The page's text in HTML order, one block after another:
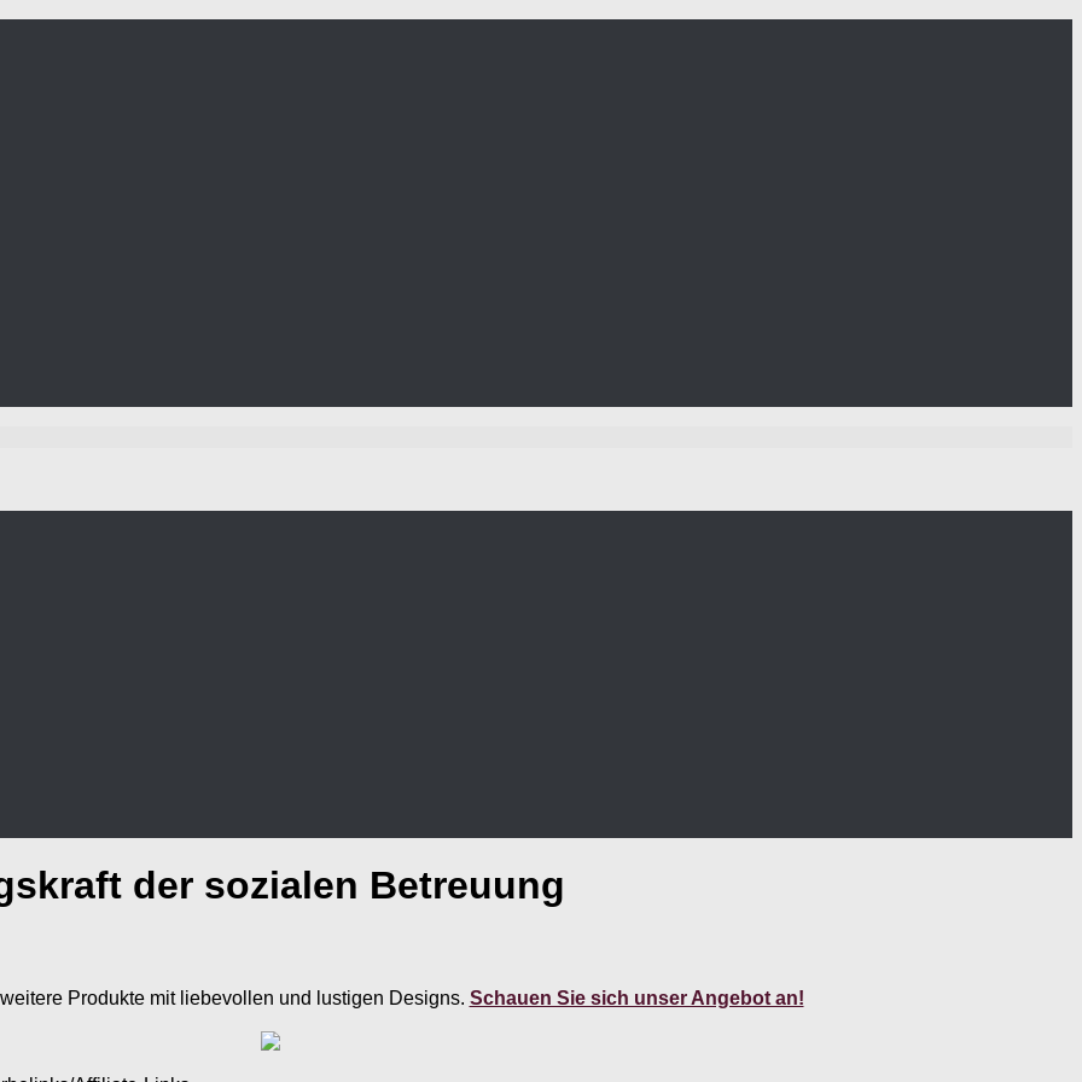
der sozialen Betreuung
Produkte mit liebevollen und lustigen Designs. Schauen Sie sich unser Angebot an!